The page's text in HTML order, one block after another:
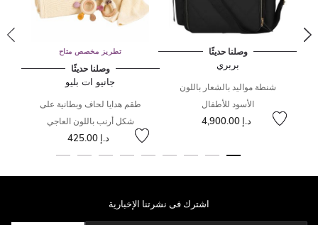
وصلنا حديثًا
بربري
شنطة مواليد بالشعار باللون
الأسود للأطفال
د.إ 4,900.00
تطريز مخصص متاح
وصلنا حديثًا
جانيو ات بليو
طقم هدايا لحاف وبطانية على
شكل أرنب باللون العاجي
د.إ 425.00
اشترك فى نشرتنا الإخبارية